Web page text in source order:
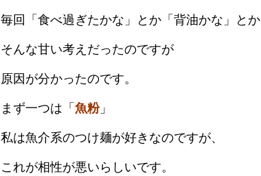
毎回「食べ過ぎたかな」とか「背油かな」とか
そんな甘い考えだったのですが
原因が分かったのです。
まず一つは「魚粉」
私は魚介系のつけ麺が好きなのですが、
これが相性が悪いらしいです。